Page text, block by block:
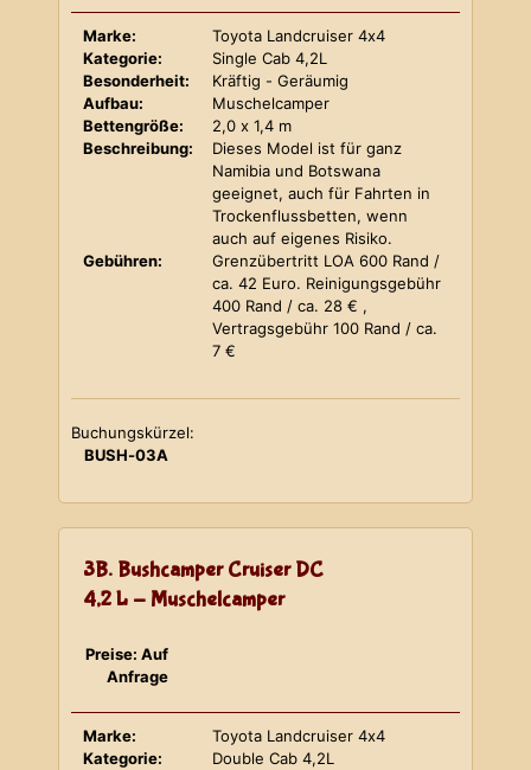
Marke:
Toyota Landcruiser 4x4
Kategorie:
Single Cab 4,2L
Besonderheit:
Kräftig - Geräumig
Aufbau:
Muschelcamper
Bettengröße:
2,0 x 1,4 m
Beschreibung:
Dieses Model ist für ganz
Namibia und Botswana
geeignet, auch für Fahrten in
Trockenflussbetten, wenn
auch auf eigenes Risiko.
Gebühren:
Grenzübertritt LOA 600 Rand /
ca. 42 Euro. Reinigungsgebühr
400 Rand / ca. 28 € ,
Vertragsgebühr 100 Rand / ca.
7 €
Buchungskürzel:
BUSH-03A
3B. Bushcamper Cruiser DC
4,2 L - Muschelcamper
Preise: Auf
Anfrage
Marke:
Toyota Landcruiser 4x4
Kategorie:
Double Cab 4,2L